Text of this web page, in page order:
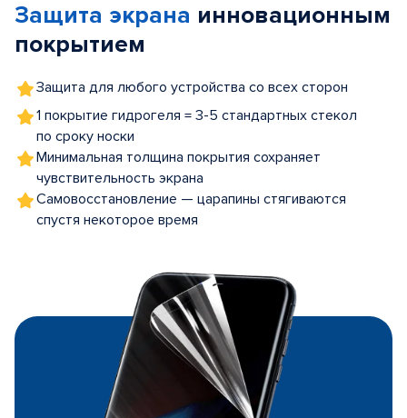
5
Защита экрана инновационным
покрытием
Защита для любого устройства со всех сторон
1 покрытие гидрогеля = 3-5 стандартных стекол
по сроку носки
Минимальная толщина покрытия сохраняет
чувствительность экрана
Самовосстановление — царапины стягиваются
спустя некоторое время